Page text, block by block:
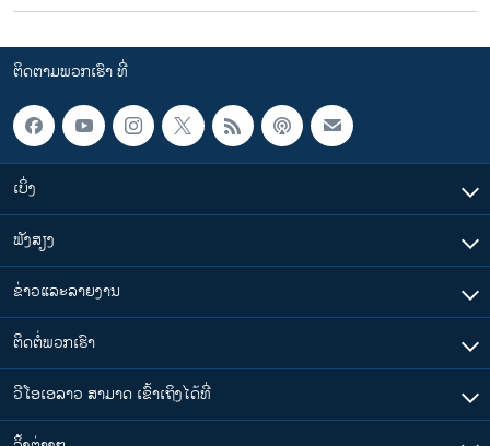
ຕິດຕາມພວກເຮົາ ທີ່
ເບິ່ງ
ຟັງສຽງ
ຂ່າວແລະລາຍງານ
ຕິດຕໍ່ພວກເຮົາ
ວີໂອເອລາວ ສາມາດ ເຂົ້າເຖິງໄດ້ທີ່